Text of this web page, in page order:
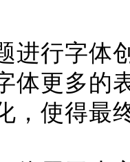
进行字体
体更多的
，使得最